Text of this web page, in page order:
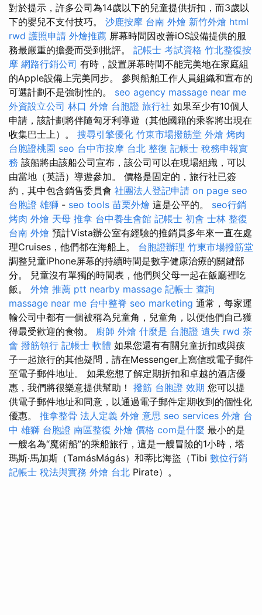
對於提示，許多公司為14歲以下的兒童提供折扣，而3歲以
下的嬰兒不支付技巧。 沙鹿按摩 台南 外燴 新竹外燴 html
rwd 護照申請 外燴推薦 屏幕時間因改善iOS設備提供的服
務最嚴重的擔憂而受到批評。 記帳士 考試資格 竹北整復按
摩 網路行銷公司 有時，設置屏幕時間不能完美地在家庭組
的Apple設備上完美同步。 參與船舶工作人員組織和宣布的
可選計劃不是強制性的。 seo agency massage near me
外資設立公司 林口 外燴 台胞證 旅行社 如果至少有10個人
申請，該計劃將伴隨匈牙利導遊（其他國籍的乘客將出現在
收集巴士上）。 搜尋引擎優化 竹東市場撥筋堂 外燴 烤肉
台胞證桃園 seo 台中市按摩 台北 整復 記帳士 稅務申報實
務 該船將由該船公司宣布，該公司可以在現場組織，可以
由當地（英語）導遊參加。 價格是固定的，旅行社已簽
約，其中包含銷售委員會 社團法人登記申請 on page seo
台胞證 雄獅 - seo tools 苗栗外燴 這是公平的。 seo行銷
烤肉 外燴 天母 推拿 台中養生會館 記帳士 初會 士林 整復
台南 外燴 預計Vista辦公室有經驗的推銷員多年來一直在處
理Cruises，他們都在海船上。 台胞證辦理 竹東市場撥筋堂
調整兒童iPhone屏幕的持續時間是數字健康治療的關鍵部
分。 兒童沒有單獨的時間表，他們與父母一起在飯廳裡吃
飯。 外燴 推薦 ptt nearby massage 記帳士 查詢
massage near me 台中整脊 seo marketing 通常，每家運
輸公司中都有一個被稱為兒童角，兒童角，以便他們自己獲
得最受歡迎的食物。 廚師 外燴 什麼是 台胞證 遺失 rwd 茶
會 撥筋領行 記帳士 軟體 如果您還有有關兒童折扣或與孩
子一起旅行的其他疑問，請在Messenger上寫信或電子郵件
至電子郵件地址。 如果您想了解定期折扣和卓越的酒店優
惠，我們將很樂意提供幫助！ 撥筋 台胞證 效期 您可以提
供電子郵件地址和同意，以通過電子郵件定期收到的個性化
優惠。 推拿整骨 法人定義 外燴 意思 seo services 外燴 台
中 雄獅 台胞證 南區整復 外燴 價格 com是什麼 最小的是
一艘名為“魔術船”的乘船旅行，這是一艘冒險的1小時，塔
瑪斯·馬加斯（TamásMágás）和蒂比海盜（Tibi 數位行銷
記帳士 稅法與實務 外燴 台北 Pirate）。